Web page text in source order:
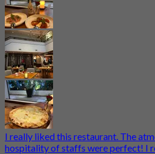
I really liked this restaurant. The
hospitality of staffs were perfect! I